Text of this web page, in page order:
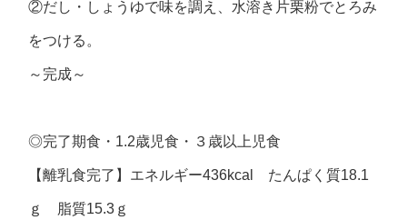
②だし・しょうゆで味を調え、水溶き片栗粉でとろみ
をつける。
～完成～
◎完了期食・ 1.2歳児食・３歳以上児食
【離乳食完了】エネルギー436kcal たんぱく質18.1
ｇ 脂質15.3ｇ